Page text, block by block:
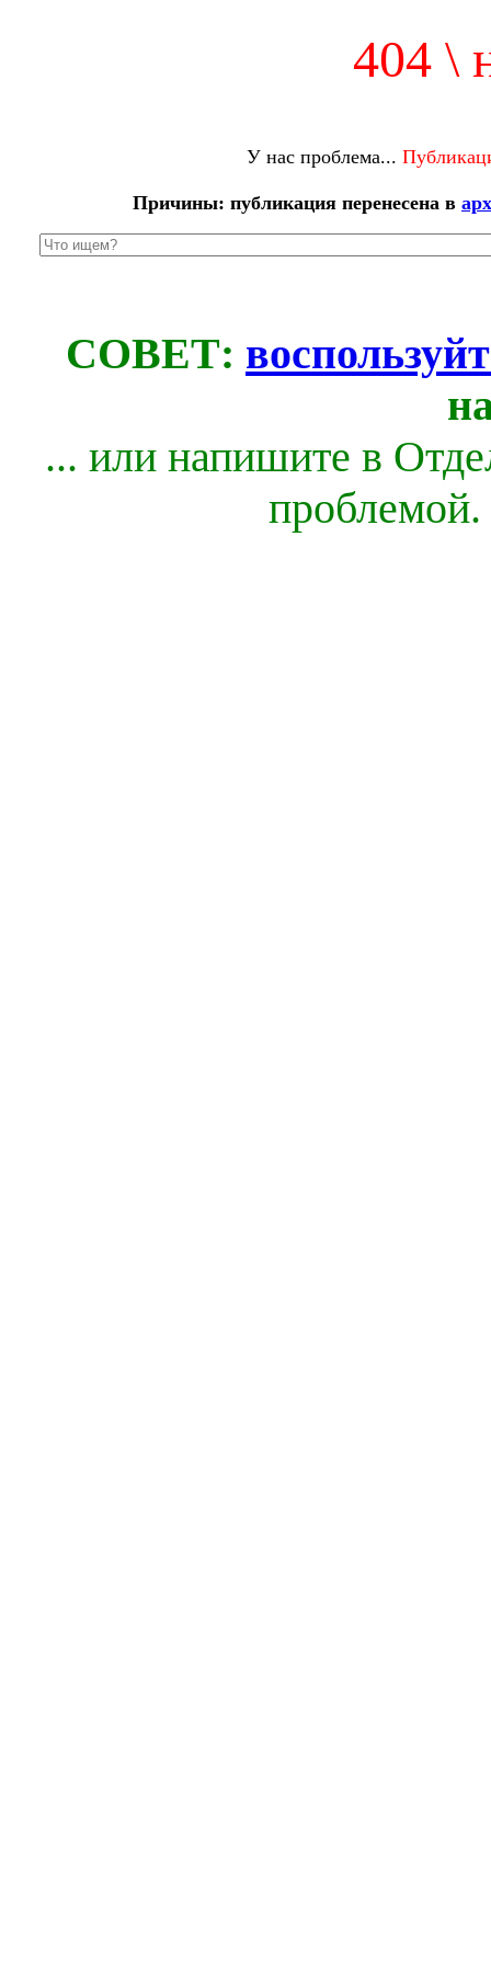
404 \
У нас проблема...
Причины: публикация перенесена в
СОВЕТ:
... или напишите в